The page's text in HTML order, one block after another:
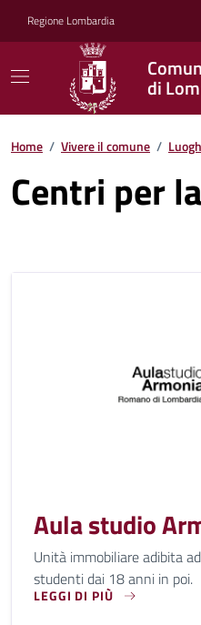
Regione Lombardia
di
Home / Vivere il comune /
Centri per
Aula studio
Unità immobiliare adibita
studenti dai 18 anni in poi.
LEGGI DI PIÙ
UNITÀ IMMOBILIARE